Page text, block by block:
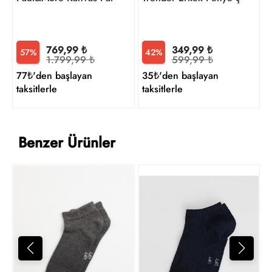
57% 769,99 ₺
1.799,99 ₺
77₺'den başlayan
taksitlerle
42% 349,99 ₺
599,99 ₺
35₺'den başlayan
taksitlerle
Benzer Ürünler